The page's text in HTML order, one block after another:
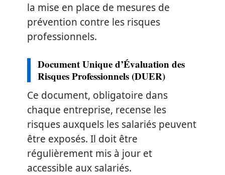
la mise en place de mesures de
prévention contre les risques
professionnels.
Document Unique d’Évaluation des
Risques Professionnels (DUER)
Ce document, obligatoire dans
chaque entreprise, recense les
risques auxquels les salariés peuvent
être exposés. Il doit être
régulièrement mis à jour et
accessible aux salariés.